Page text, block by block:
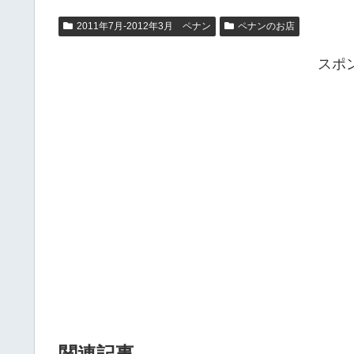
2011年7月-2012年3月 ペナン ペナンのお店
スポ